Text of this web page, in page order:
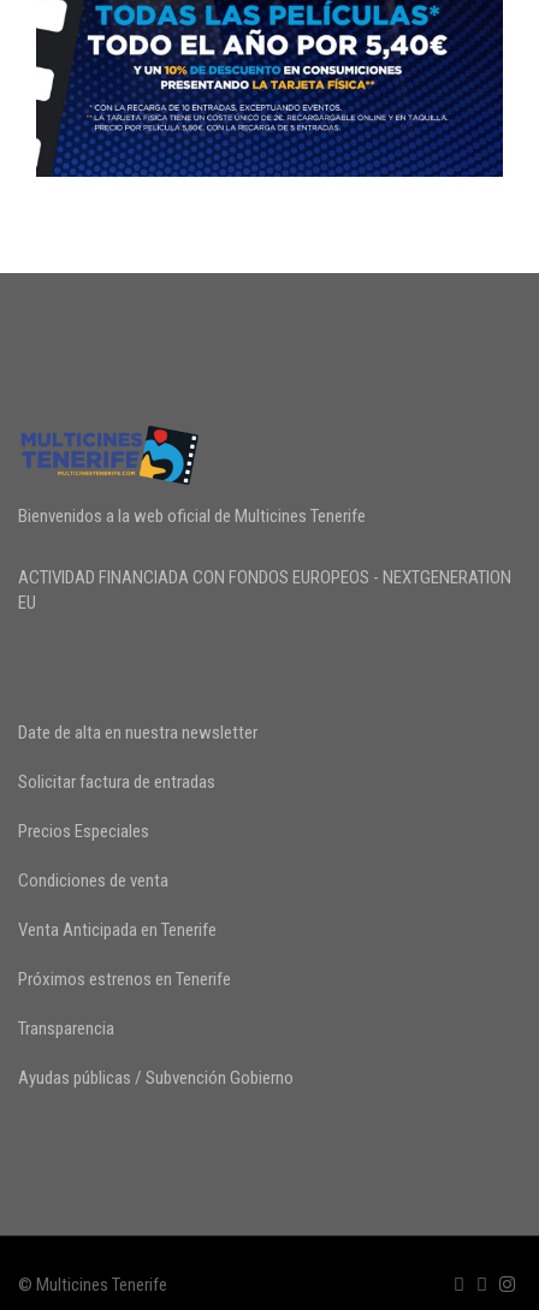
Bienvenidos a la web oficial de Multicines Tenerife
ACTIVIDAD FINANCIADA CON FONDOS EUROPEOS - NEXTGENERATION
EU
Date de alta en nuestra newsletter
Solicitar factura de entradas
Precios Especiales
Condiciones de venta
Venta Anticipada en Tenerife
Próximos estrenos en Tenerife
Transparencia
Ayudas públicas / Subvención Gobierno
© Multicines Tenerife